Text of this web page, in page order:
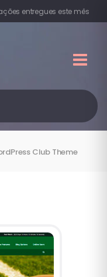
entregues este mês
Club Theme